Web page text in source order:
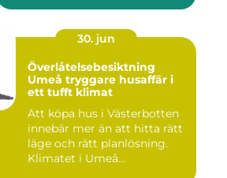
30. jun
Överlåtelsebesiktning
Umeå tryggare husaffär i
ett tufft klimat
Att köpa hus i Västerbotten
innebär mer än att hitta rätt
läge och rätt planlösning.
Klimatet i Umeå...